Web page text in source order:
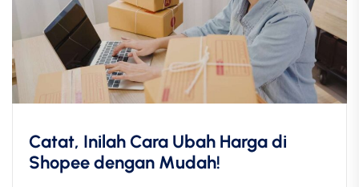
Catat, Inilah Cara Ubah Harga di
Shopee dengan Mudah!